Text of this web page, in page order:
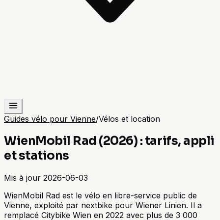
Guides vélo pour Vienne/Vélos et location
WienMobil Rad (2026) : tarifs, appli
et stations
Mis à jour 2026-06-03
WienMobil Rad est le vélo en libre-service public de
Vienne, exploité par nextbike pour Wiener Linien. Il a
remplacé Citybike Wien en 2022 avec plus de 3 000